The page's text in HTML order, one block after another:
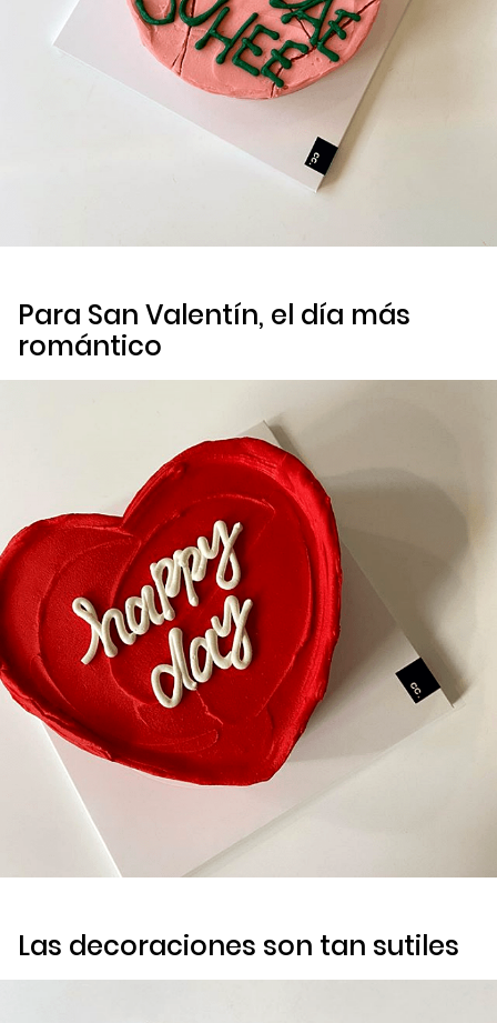
Para San Valentín, el día más
romántico
Las decoraciones son tan sutiles